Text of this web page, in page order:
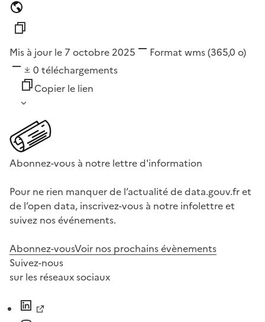
Mis à jour le 7 octobre 2025 Format wms(365,0 o)
0 téléchargements
Copier le lien
Abonnez-vous à notre lettre d'information
Pour ne rien manquer de l’actualité de data.gouv.fr et
de l’open data, inscrivez-vous à notre infolettre et
suivez nos événements.
Abonnez-vousVoir nos prochains évènements
Suivez-nous
sur les réseaux sociaux